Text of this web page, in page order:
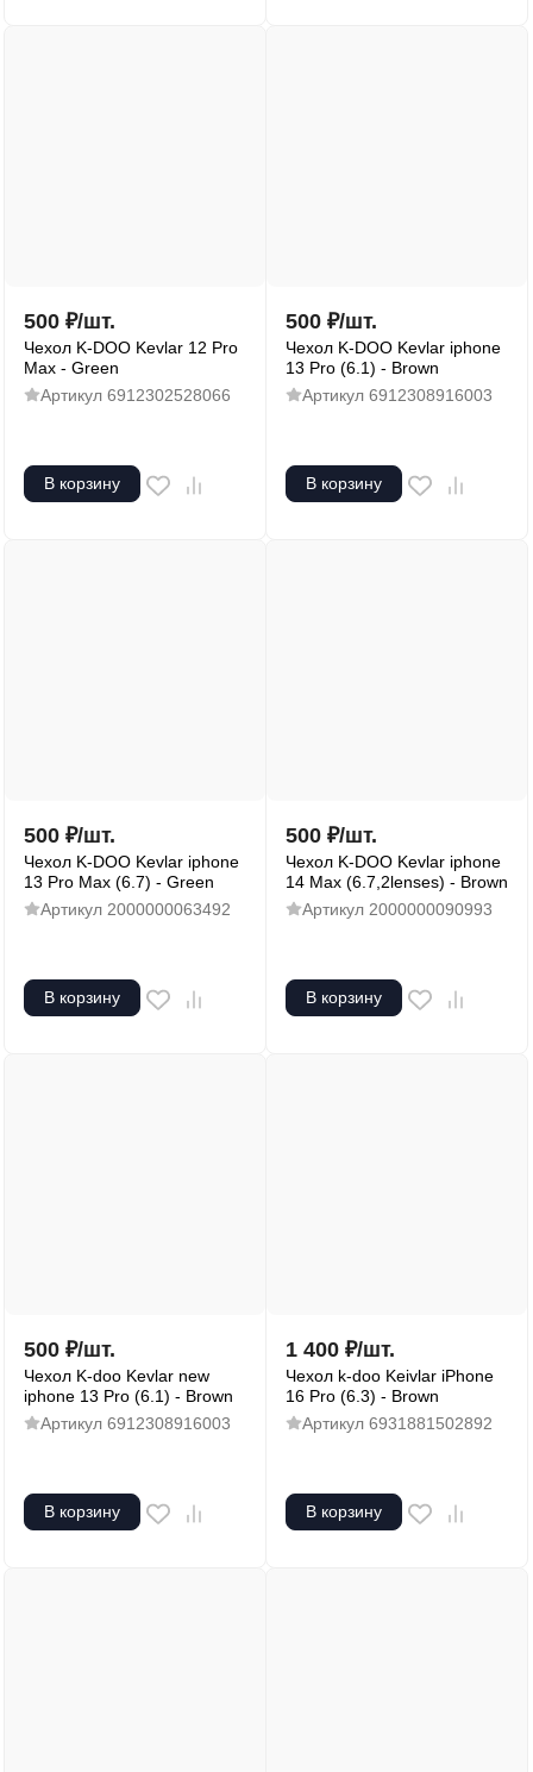
500 ₽/шт.
Чехол K-DOO Kevlar 12 Pro
Max - Green
Артикул 6912302528066
В корзину
500 ₽/шт.
Чехол K-DOO Kevlar iphone
13 Pro (6.1) - Brown
Артикул 6912308916003
В корзину
500 ₽/шт.
Чехол K-DOO Kevlar iphone
13 Pro Max (6.7) - Green
Артикул 2000000063492
В корзину
500 ₽/шт.
Чехол K-DOO Kevlar iphone
14 Max (6.7,2lenses) - Brown
Артикул 2000000090993
В корзину
500 ₽/шт.
Чехол K-doo Kevlar new
iphone 13 Pro (6.1) - Brown
Артикул 6912308916003
В корзину
1 400 ₽/шт.
Чехол k-doo Keivlar iPhone
16 Pro (6.3) - Brown
Артикул 6931881502892
В корзину